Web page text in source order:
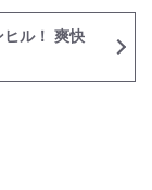
ル！ 爽快